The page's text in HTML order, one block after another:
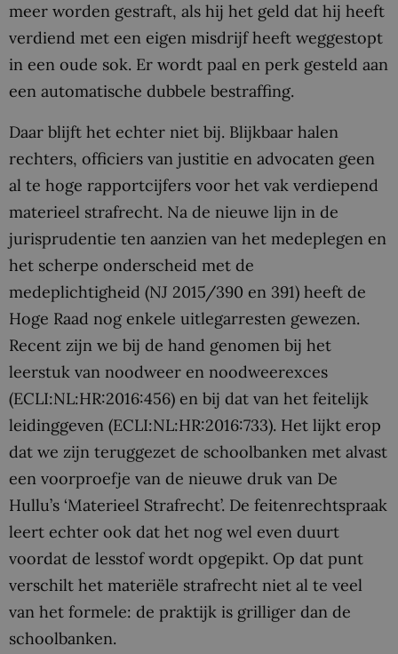
meer worden gestraft, als hij het geld dat hij heeft
verdiend met een eigen misdrijf heeft weggestopt
in een oude sok. Er wordt paal en perk gesteld aan
een automatische dubbele bestraffing.
Daar blijft het echter niet bij. Blijkbaar halen
rechters, officiers van justitie en advocaten geen
al te hoge rapportcijfers voor het vak verdiepend
materieel strafrecht. Na de nieuwe lijn in de
jurisprudentie ten aanzien van het medeplegen en
het scherpe onderscheid met de
medeplichtigheid (NJ 2015/390 en 391) heeft de
Hoge Raad nog enkele uitlegarresten gewezen.
Recent zijn we bij de hand genomen bij het
leerstuk van noodweer en noodweerexces
(ECLI:NL:HR:2016:456) en bij dat van het feitelijk
leidinggeven (ECLI:NL:HR:2016:733). Het lijkt erop
dat we zijn teruggezet de schoolbanken met alvast
een voorproefje van de nieuwe druk van De
Hullu’s ‘Materieel Strafrecht’. De feitenrechtspraak
leert echter ook dat het nog wel even duurt
voordat de lesstof wordt opgepikt. Op dat punt
verschilt het materiële strafrecht niet al te veel
van het formele: de praktijk is grilliger dan de
schoolbanken.